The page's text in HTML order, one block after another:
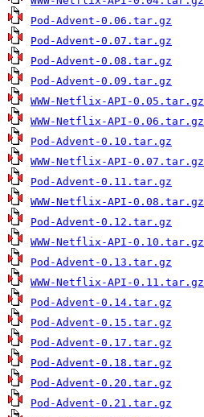
Pod-Advent-0.06.tar.gz
Pod-Advent-0.07.tar.gz
Pod-Advent-0.08.tar.gz
Pod-Advent-0.09.tar.gz
WWW-Netflix-API-0.05.tar.gz
WWW-Netflix-API-0.06.tar.gz
Pod-Advent-0.10.tar.gz
WWW-Netflix-API-0.07.tar.gz
Pod-Advent-0.11.tar.gz
WWW-Netflix-API-0.08.tar.gz
Pod-Advent-0.12.tar.gz
WWW-Netflix-API-0.10.tar.gz
Pod-Advent-0.13.tar.gz
WWW-Netflix-API-0.11.tar.gz
Pod-Advent-0.14.tar.gz
Pod-Advent-0.15.tar.gz
Pod-Advent-0.17.tar.gz
Pod-Advent-0.18.tar.gz
Pod-Advent-0.20.tar.gz
Pod-Advent-0.21.tar.gz